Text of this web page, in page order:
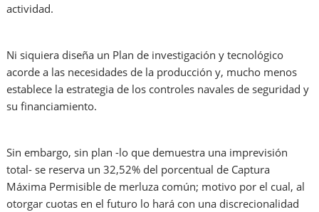
actividad.
Ni siquiera diseña un Plan de investigación y tecnológico
acorde a las necesidades de la producción y, mucho menos
establece la estrategia de los controles navales de seguridad y
su financiamiento.
Sin embargo, sin plan -lo que demuestra una imprevisión
total- se reserva un 32,52% del porcentual de Captura
Máxima Permisible de merluza común; motivo por el cual, al
otorgar cuotas en el futuro lo hará con una discrecionalidad